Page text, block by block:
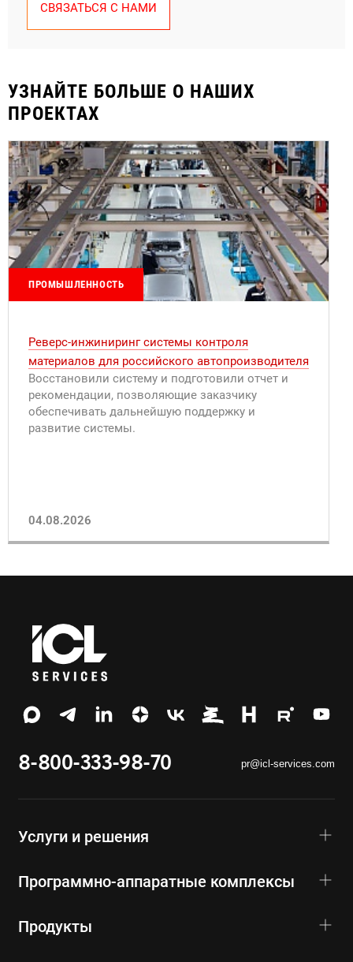
СВЯЗАТЬСЯ С НАМИ
УЗНАЙТЕ БОЛЬШЕ О НАШИХ
ПРОЕКТАХ
ПРОМЫШЛЕННОСТЬ
Реверс-инжиниринг системы контроля
материалов для российского автопроизводителя
Восстановили систему и подготовили отчет и
рекомендации, позволяющие заказчику
обеспечивать дальнейшую поддержку и
развитие системы.
04.08.2026
8-800-333-98-70 pr@icl-services.com
Услуги и решения
Программно-аппаратные комплексы
Продукты